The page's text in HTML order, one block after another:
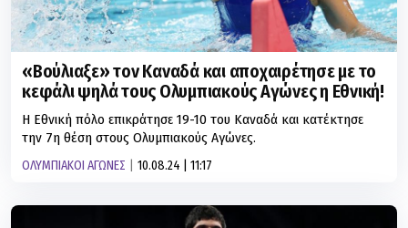
«Βούλιαξε» τον Καναδά και αποχαιρέτησε με το
κεφάλι ψηλά τους Ολυμπιακούς Αγώνες η Εθνική!
Η Εθνική πόλο επικράτησε 19-10 του Καναδά και κατέκτησε
την 7η θέση στους Ολυμπιακούς Αγώνες.
ΟΛΥΜΠΙΑΚΟΙ ΑΓΩΝΕΣ 10.08.24 | 11:17